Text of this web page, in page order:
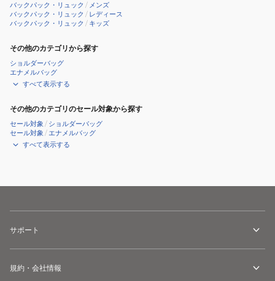
バックパック・リュック / メンズ
バックパック・リュック / レディース
バックパック・リュック / キッズ
その他のカテゴリから探す
ショルダーバッグ
エナメルバッグ
すべて表示する
その他のカテゴリのセール対象から探す
セール対象 / ショルダーバッグ
セール対象 /エナメルバッグ
すべて表示する
サポート
規約・会社情報